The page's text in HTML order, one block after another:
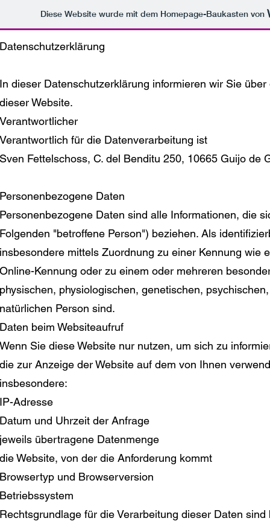
Diese Website wurde mit dem Homepage-Baukasten von
Datenschutzerklärung
In dieser Datenschutzerklärung informieren wir Sie
dieser Website.
Verantwortlicher
Verantwortlich für die Datenverarbeitung ist
Sven Fettelschoss, C. del Benditu 250, 10665 Guijo
Personenbezogene Daten
Personenbezogene Daten sind alle Informationen, die
Folgenden "betroffene Person") beziehen. Als
insbesondere mittels Zuordnung zu einer Kennung wie
Online-Kennung oder zu einem oder mehreren
physischen, physiologischen, genetischen,
natürlichen Person sind.
Daten beim Websiteaufruf
Wenn Sie diese Website nur nutzen, um sich zu
die zur Anzeige der Website auf dem von Ihnen
insbesondere:
IP-Adresse
Datum und Uhrzeit der Anfrage
jeweils übertragene Datenmenge
die Website, von der die Anforderung kommt
Browsertyp und Browserversion
Betriebssystem
Rechtsgrundlage für die Verarbeitung dieser Daten